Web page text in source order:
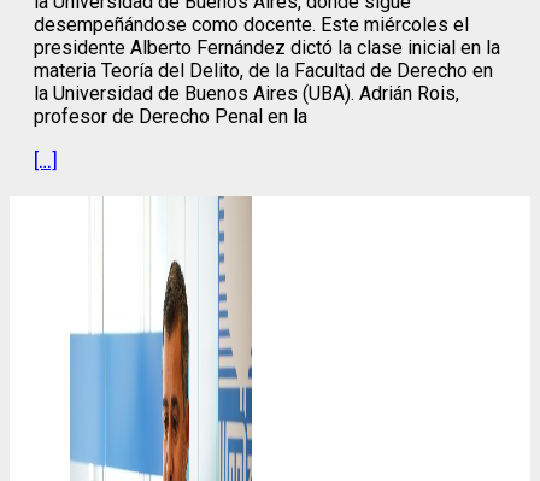
desempeñándose como docente. Este miércoles el
presidente Alberto Fernández dictó la clase inicial en la
materia Teoría del Delito, de la Facultad de Derecho en
la Universidad de Buenos Aires (UBA). Adrián Rois,
profesor de Derecho Penal en la
[…]